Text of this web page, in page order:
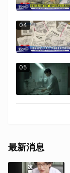
04
05
最新消息